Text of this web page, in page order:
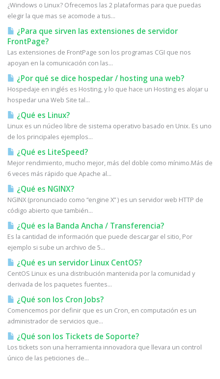
¿Windows o Linux? Ofrecemos las 2 plataformas para que puedas
elegir la que mas se acomode a tus...
¿Para que sirven las extensiones de servidor
FrontPage?
Las extensiones de FrontPage son los programas CGI que nos
apoyan en la comunicación con las...
¿Por qué se dice hospedar / hosting una web?
Hospedaje en inglés es Hosting, y lo que hace un Hosting es alojar u
hospedar una Web Site tal...
¿Qué es Linux?
Linux es un núcleo libre de sistema operativo basado en Unix. Es uno
de los principales ejemplos...
¿Qué es LiteSpeed?
Mejor rendimiento, mucho mejor, más del doble como mínimo.Más de
6 veces más rápido que Apache al...
¿Qué es NGINX?
NGINX (pronunciado como “engine X” ) es un servidor web HTTP de
código abierto que también...
¿Qué es la Banda Ancha / Transferencia?
Es la cantidad de información que puede descargar el sitio, Por
ejemplo si sube un archivo de 5...
¿Qué es un servidor Linux CentOS?
CentOS Linux es una distribución mantenida por la comunidad y
derivada de los paquetes fuentes...
¿Qué son los Cron Jobs?
Comencemos por definir que es un Cron, en computación es un
administrador de servicios que...
¿Qué son los Tickets de Soporte?
Los tickets son una herramienta innovadora que llevara un control
único de las peticiones de...